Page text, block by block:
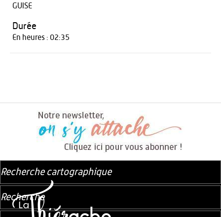
GUISE
Durée
En heures : 02:35
Recherche cartographique
Recherche